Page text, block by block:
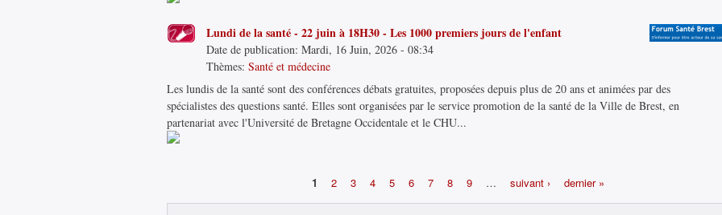
Lundi de la santé - 22 juin à 18H30 - Les 1000 premiers jours de l'enfant
Date de publication:Mardi, 16 Juin, 2026 - 08:34
Thèmes:Santé et médecine
Les lundis de la santé sont des conférences débats gratuites, proposées depuis plus de 20 ans et animées par des
spécialistes des questions santé. Elles sont organisées par le service promotion de la santé de la Ville de Brest, en
partenariat avec l'Université de Bretagne Occidentale et le CHU...
1 2 3 4 5 6 7 8 9 … suivant › dernier »